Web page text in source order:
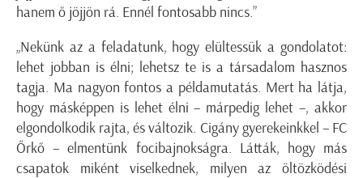
hanem ő jöjjön rá. Ennél fontosabb nincs.”
„Nekünk az a feladatunk, hogy elültessük a gondolatot:
lehet jobban is élni; lehetsz te is a társadalom hasznos
tagja. Ma nagyon fontos a példamutatás. Mert ha látja,
hogy másképpen is lehet élni – márpedig lehet –, akkor
elgondolkodik rajta, és változik. Cigány gyerekeinkkel – FC
Őrkő – elmentünk focibajnokságra. Látták, hogy más
csapatok miként viselkednek, milyen az öltözködési